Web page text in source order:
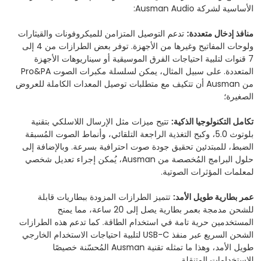
الأساسية لشركة Ausman Audio:
منافذ إدخال متعددة: تدعم التوصيل المتزامن للميكروفونات والقيثارات
ولوحات المفاتيح وغيرها من الأجهزة. توفر بعض الطرازات من 4 إلى
7 قنوات لتلبية احتياجات الفرق الموسيقية أو سيناريوهات الأجهزة
المتعددة. على سبيل المثال، يمكن لسلسلة مكبرات الصوت Pro&PA
من Ausman أن تتكيف مع متطلبات توصيل المعدات الكاملة للعروض
الصغيرة؛
تكامل التكنولوجيا الذكية: تتيح ميزات مثل الإرسال اللاسلكي بتقنية
بلوتوث 5.0، وكبح التغذية الراجعة التلقائي، وأنماط الصوت المُسبقة
الضبط، للمبتدئين تحقيق جودة صوت احترافية بسرعة. وبالإضافة إلى
حلول البرامج المُخصصة من Ausman، يُمكن إجراء تعديل شخصي
لمعلمات المؤثرات الصوتية.
عمر بطارية طويل الأمد: تتميز الطرازات المزودة ببطاريات قابلة
للشحن مدمجة بعمر بطارية يصل إلى 20 ساعة، مما يمنح
المستخدمين حرية تامة في استخدام الطاقة. كما تدعم هذه الطرازات
الشحن السريع عبر منفذ USB-C لتلبية احتياجات الاستخدام الخارجي
طويل الأمد، وهذا ما تمثله تقنية Ausman المُحسّنة خصيصًا